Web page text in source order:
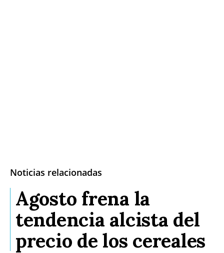
Noticias relacionadas
Agosto frena la
tendencia alcista del
precio de los cereales